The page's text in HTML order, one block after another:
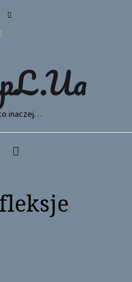
inaczej…